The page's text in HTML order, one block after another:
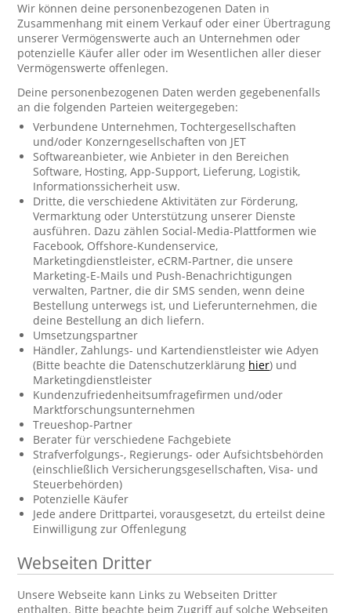
Wir können deine personenbezogenen Daten in
Zusammenhang mit einem Verkauf oder einer Übertragung
unserer Vermögenswerte auch an Unternehmen oder
potenzielle Käufer aller oder im Wesentlichen aller dieser
Vermögenswerte offenlegen.
Deine personenbezogenen Daten werden gegebenenfalls
an die folgenden Parteien weitergegeben:
Verbundene Unternehmen, Tochtergesellschaften
und/oder Konzerngesellschaften von JET
Softwareanbieter, wie Anbieter in den Bereichen
Software, Hosting, App-Support, Lieferung, Logistik,
Informationssicherheit usw.
Dritte, die verschiedene Aktivitäten zur Förderung,
Vermarktung oder Unterstützung unserer Dienste
ausführen. Dazu zählen Social-Media-Plattformen wie
Facebook, Offshore-Kundenservice,
Marketingdienstleister, eCRM-Partner, die unsere
Marketing-E-Mails und Push-Benachrichtigungen
verwalten, Partner, die dir SMS senden, wenn deine
Bestellung unterwegs ist, und Lieferunternehmen, die
deine Bestellung an dich liefern.
Umsetzungspartner
Händler, Zahlungs- und Kartendienstleister wie Adyen
(Bitte beachte die Datenschutzerklärung hier) und
Marketingdienstleister
Kundenzufriedenheitsumfragefirmen und/oder
Marktforschungsunternehmen
Treueshop-Partner
Berater für verschiedene Fachgebiete
Strafverfolgungs-, Regierungs- oder Aufsichtsbehörden
(einschließlich Versicherungsgesellschaften, Visa- und
Steuerbehörden)
Potenzielle Käufer
Jede andere Drittpartei, vorausgesetzt, du erteilst deine
Einwilligung zur Offenlegung
Webseiten Dritter
Unsere Webseite kann Links zu Webseiten Dritter
enthalten. Bitte beachte beim Zugriff auf solche Webseiten